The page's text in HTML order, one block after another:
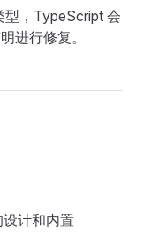
，TypeScript 会
进行修复。
计和内置